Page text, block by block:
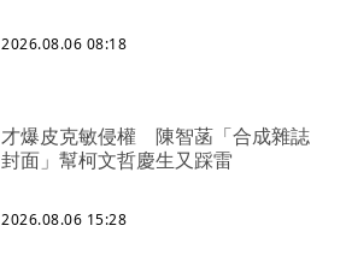
2026.08.06 08:18
才爆皮克敏侵權 陳智菡「合成雜誌
封面」幫柯文哲慶生又踩雷
2026.08.06 15:28